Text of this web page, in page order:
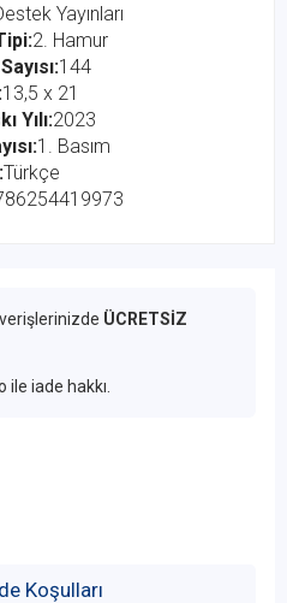
Yayınları
2. Hamur
144
13,5 x 21
Yılı:2023
1. Basım
Türkçe
ÜCRETSİZ
iade hakkı.
Koşulları